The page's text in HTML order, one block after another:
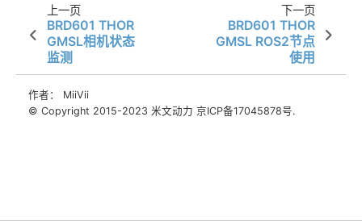
上一页
BRD601 THOR
GMSL相机状态
监测
下一页
BRD601 THOR
GMSL ROS2节点
使用
作者： MiiVii
© Copyright 2015-2023 米文动力 京ICP备17045878号.